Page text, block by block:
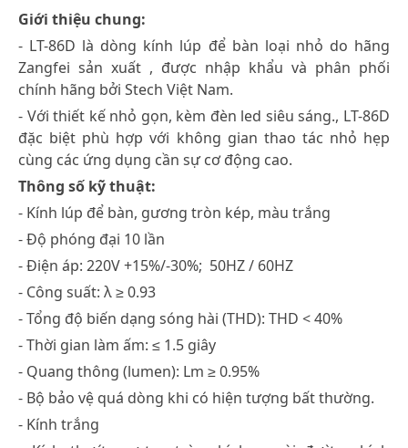
Giới thiệu chung:
- LT-86D là dòng kính lúp để bàn loại nhỏ do hãng
Zangfei sản xuất , được nhập khẩu và phân phối
chính hãng bởi Stech Việt Nam.
- Với thiết kế nhỏ gọn, kèm đèn led siêu sáng., LT-86D
đặc biệt phù hợp với không gian thao tác nhỏ hẹp
cùng các ứng dụng cần sự cơ động cao.
Thông số kỹ thuật:
- Kính lúp để bàn, gương tròn kép, màu trắng
- Độ phóng đại 10 lần
- Điện áp: 220V +15%/-30%; 50HZ / 60HZ
- Công suất: λ ≥ 0.93
- Tổng độ biến dạng sóng hài (THD): THD < 40%
- Thời gian làm ấm: ≤ 1.5 giây
- Quang thông (lumen): Lm ≥ 0.95%
- Bộ bảo vệ quá dòng khi có hiện tượng bất thường.
- Kính trắng